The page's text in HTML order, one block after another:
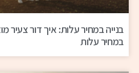
בנייה במחיר עלות: איך דור צעיר
במחיר עלות